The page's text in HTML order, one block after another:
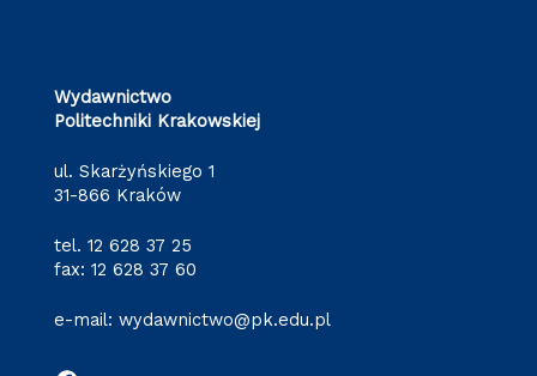
Wydawnictwo
Politechniki Krakowskiej
ul. Skarżyńskiego 1
31-866 Kraków
tel. 12 628 37 25
fax: 12 628 37 60
e-mail: wydawnictwo@pk.edu.pl